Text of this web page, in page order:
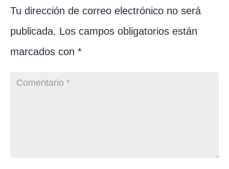
Tu dirección de correo electrónico no será
publicada. Los campos obligatorios están
marcados con *